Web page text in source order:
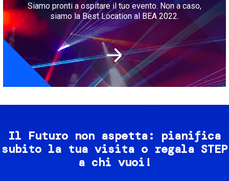
Siamo pronti a ospitare il tuo evento. Non a caso,
siamo la Best Location al BEA 2022.
Il Futuro non aspetta: pianifica
subito la tua visita o regala STEP
a chi vuoi!